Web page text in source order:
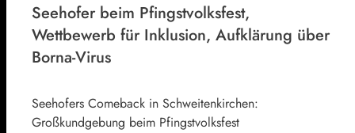
Seehofer beim Pfingstvolksfest,
Wettbewerb für Inklusion, Aufklärung über
Borna-Virus
Seehofers Comeback in Schweitenkirchen:
Großkundgebung beim Pfingstvolksfest